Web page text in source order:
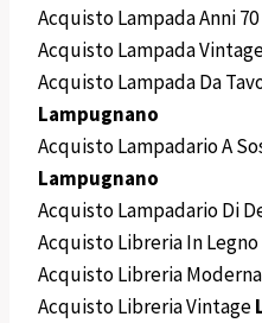
Acquisto Lampada Anni 70
Acquisto Lampada
Acquisto Lampada Da
Lampugnano
Acquisto Lampadario A
Lampugnano
Acquisto Lampadario Di
Acquisto Libreria In Legno
Acquisto Libreria
Acquisto Libreria Vintage